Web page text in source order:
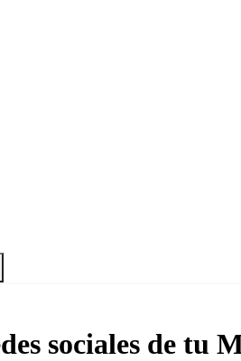
sociales de tu